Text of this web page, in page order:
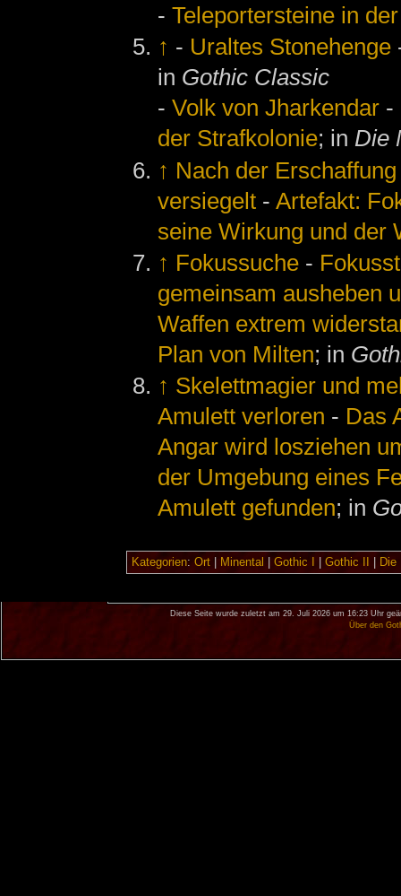
-Teleportersteine in
↑ - Uraltes Stonehenge
in Gothic Classic
-Volk von Jharkendar -
der Strafkolonie; in Die
↑ Nach der
versiegelt -Artefakt:
seine Wirkung und der
↑ Fokussuche -
gemeinsam ausheben
Waffen extrem
Plan von Milten; in
↑ Skelettmagier und
Amulett verloren - Das
Angar wird losziehen
der Umgebung eines
Amulett gefunden; in
Kategorien: Ort| Minental Gothic I Gothic II Die
Diese Seite wurde zuletzt am 29. Juli 2026 um 16:23 Uhr
Über den